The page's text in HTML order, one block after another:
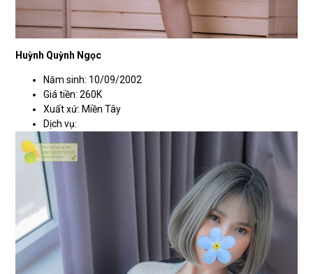
Huỳnh Quỳnh Ngọc
Năm sinh: 10/09/2002
Giá tiền: 260K
Xuất xứ: Miền Tây
Dịch vụ: